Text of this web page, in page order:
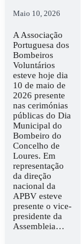
Maio 10, 2026
A Associação
Portuguesa dos
Bombeiros
Voluntários
esteve hoje dia
10 de maio de
2026 presente
nas cerimónias
públicas do Dia
Municipal do
Bombeiro do
Concelho de
Loures. Em
representação
da direção
nacional da
APBV esteve
presente o vice-
presidente da
Assembleia…